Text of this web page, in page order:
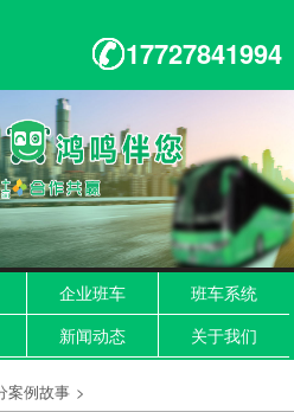
17727841994
企业班车
班车系统
新闻动态 关于我们
案例故事 >